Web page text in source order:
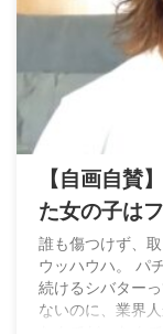
【自画自賛
た女の子は
ハ。 パチン
提供し続け
誰も傷つけず、
ウッハウハ。 パ
続けるシバター
ないのに、業界